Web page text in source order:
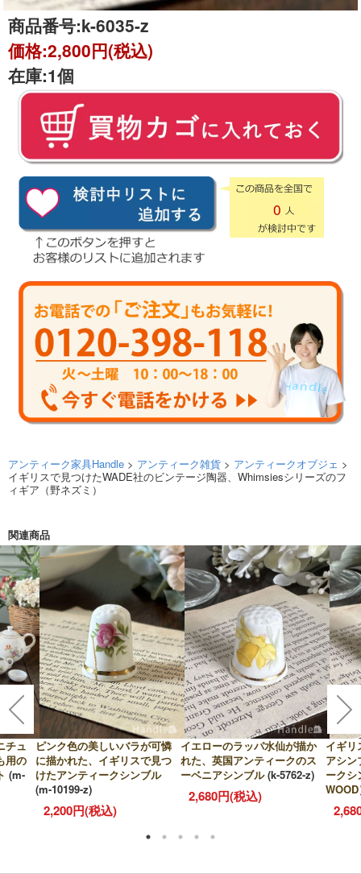
商品番号:k-6035-z
価格:2,800円(税込)
在庫:1個
0
アンティーク家具Handle > アンティーク雑貨 > アンティークオブジェ >
イギリスで見つけたWADE社のビンテージ陶器、Whimsiesシリーズのフ
ィギア（野ネズミ）
関連商品
チュ
用の
(m-
ピンク色の美しいバラが可憐
に描かれた、イギリスで見つ
けたアンティークシンブル
(m-10199-z)
2,200円(税込)
イエローのラッパ水仙が描か
れた、英国アンティークのス
ーベニアシンブル (k-5762-z)
2,680円(税込)
イギリ
アシン
ークシ